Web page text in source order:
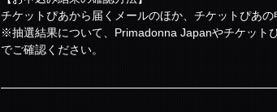
チケットぴあから届くメールのほか、チケットぴあ
※抽選結果について、Primadonna Japanやチケット
でご確認ください。